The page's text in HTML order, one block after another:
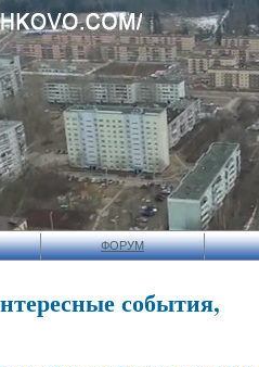
ФОРУМ
события,